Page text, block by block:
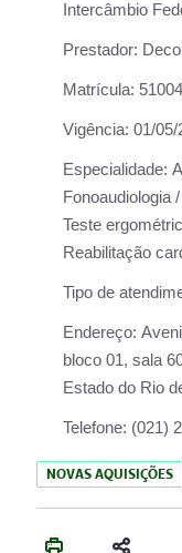
Intercâmbio
Prestador:
Matrícula:
Vigência: 01/05/
Especialidade:
Fonoaudiologia
Teste
Reabilitação
Tipo de
Endereço:
bloco 01, sala
Estado do Rio
Telefone: (021)
NOVAS AQUISIÇÕES